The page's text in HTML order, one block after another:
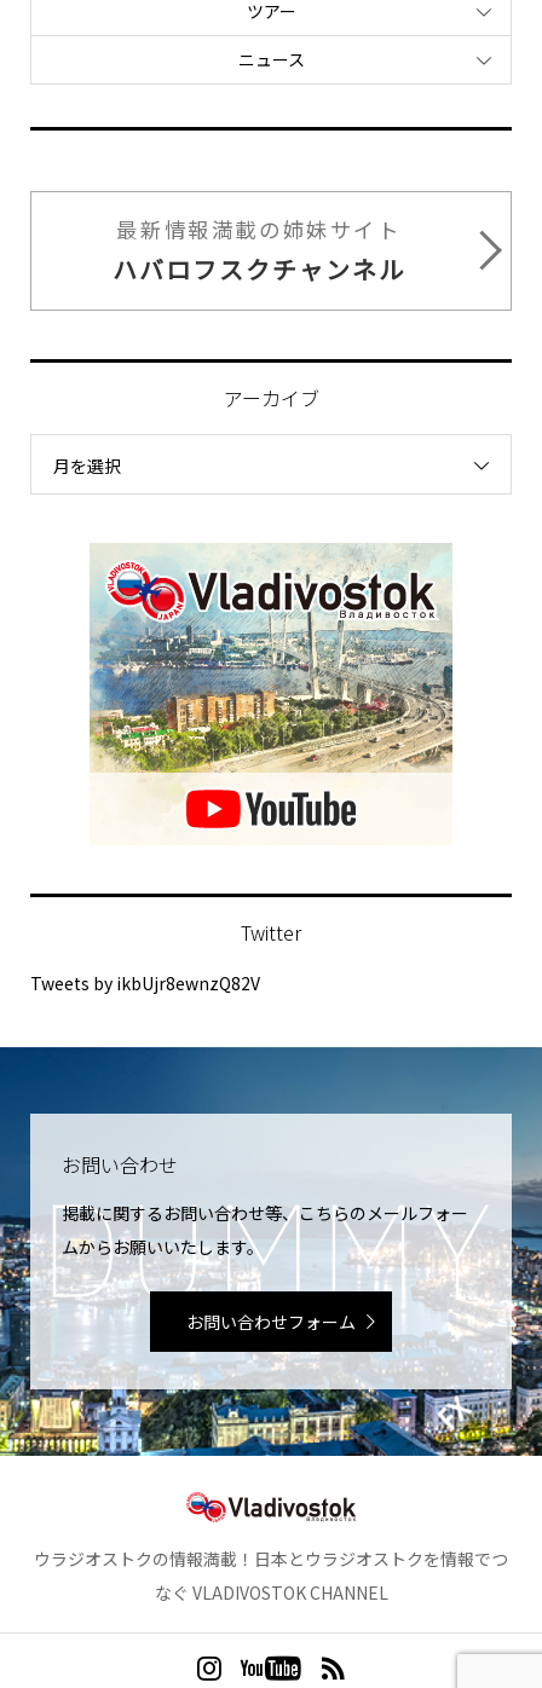
ツアー
ニュース
最新情報満載の姉妹サイト
ハバロフスクチャンネル
アーカイブ
月を選択
Twitter
Tweets by ikbUjr8ewnzQ82V
お問い合わせ
掲載に関するお問い合わせ等、こちらのメールフォー
ムからお願いいたします。
お問い合わせフォーム
ウラジオストクの情報満載！日本とウラジオストクを情報でつ
なぐ VLADIVOSTOK CHANNEL